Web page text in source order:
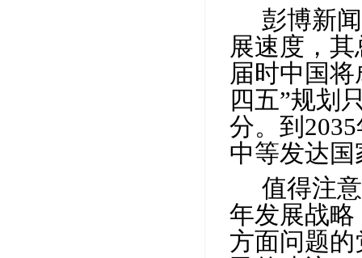
彭博新
展速度，
届时中国
四五”规划
分。到 2035
中等发达
值得注
年发展战
方面问题